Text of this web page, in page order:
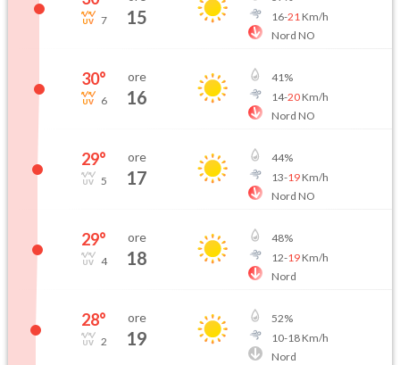
7 15
16-21 Km/h
Nord NO
30°
6
ore
16
41%
14-20Km/h
Nord NO
29°
5
ore
17
44%
13-19Km/h
Nord NO
29°
4
ore
18
48%
12-19Km/h
Nord
28°
2
ore
19
52%
10-18Km/h
Nord